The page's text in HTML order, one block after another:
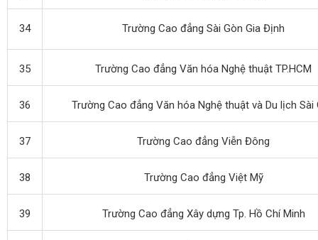
34 Trường Cao đẳng Sài Gòn Gia Định
35 Trường Cao đẳng Văn hóa Nghệ thuật TP.HCM
36 Trường Cao đẳng Văn hóa Nghệ thuật và Du lịch Sài
37 Trường Cao đẳng Viễn Đông
38 Trường Cao đẳng Việt Mỹ
39 Trường Cao đẳng Xây dựng Tp. Hồ Chí Minh